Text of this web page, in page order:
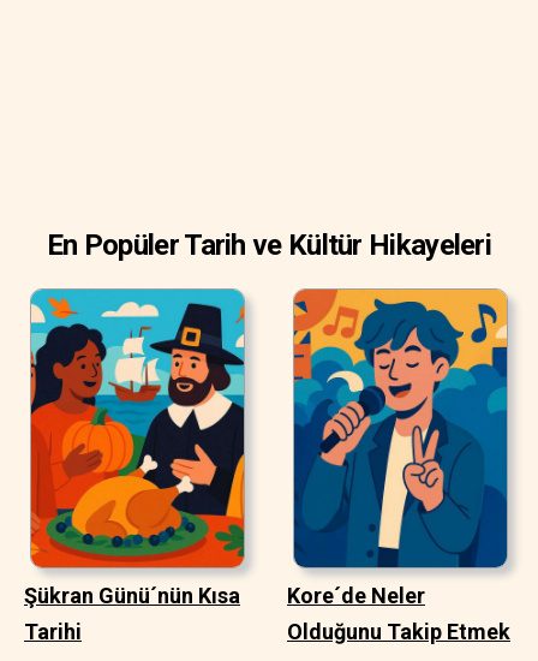
En Popüler Tarih ve Kültür Hikayeleri
Şükran Günü´nün Kısa
Tarihi
Kore´de Neler
Olduğunu Takip Etmek